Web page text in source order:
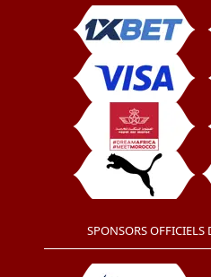
SPONSORS OFFICIELS